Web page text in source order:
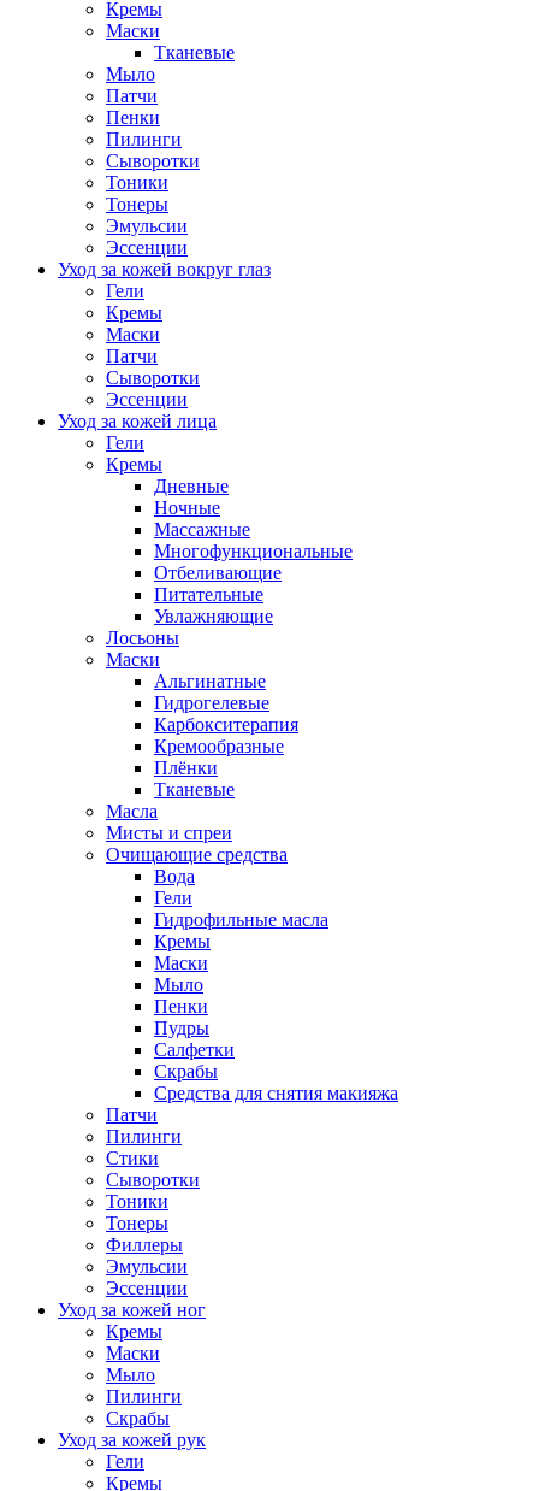
Кремы
Маски
Тканевые
Мыло
Патчи
Пенки
Пилинги
Сыворотки
Тоники
Тонеры
Эмульсии
Эссенции
Уход за кожей вокруг глаз
Гели
Кремы
Маски
Патчи
Сыворотки
Эссенции
Уход за кожей лица
Гели
Кремы
Дневные
Ночные
Массажные
Многофункциональные
Отбеливающие
Питательные
Увлажняющие
Лосьоны
Маски
Альгинатные
Гидрогелевые
Карбокситерапия
Кремообразные
Плёнки
Тканевые
Масла
Мисты и спреи
Очищающие средства
Вода
Гели
Гидрофильные масла
Кремы
Маски
Мыло
Пенки
Пудры
Салфетки
Скрабы
Средства для снятия макияжа
Патчи
Пилинги
Стики
Сыворотки
Тоники
Тонеры
Филлеры
Эмульсии
Эссенции
Уход за кожей ног
Кремы
Маски
Мыло
Пилинги
Скрабы
Уход за кожей рук
Гели
Кремы